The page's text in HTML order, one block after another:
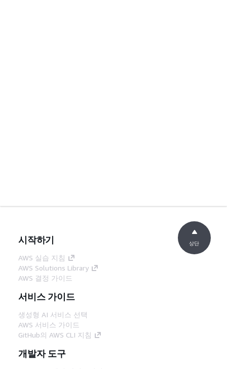
시작하기
AWS 실습 지침
AWS Solutions Library
AWS 결정 가이드
서비스 가이드
생성형 AI 서비스 선택
AWS 서비스 가이드
GitHub의 AWS CLI 지침
개발자 도구
상단